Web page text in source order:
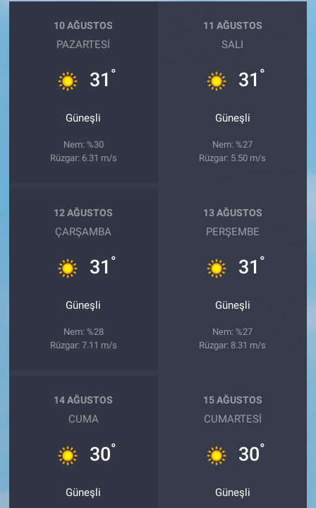
10 AĞUSTOS
PAZARTESI
31 °
Güneşli
Nem: %30
Rüzgar: 6.31 m/s
11 AĞUSTOS
SALI
31 °
Güneşli
Nem: %27
Rüzgar: 5.50 m/s
12 AĞUSTOS
ÇARŞAMBA
31 °
Güneşli
Nem: %28
Rüzgar: 7.11 m/s
13 AĞUSTOS
PERŞEMBE
31 °
Güneşli
Nem: %27
Rüzgar: 8.31 m/s
14 AĞUSTOS
CUMA
30°
Güneşli
15 AĞUSTOS
CUMARTESI
30°
Güneşli